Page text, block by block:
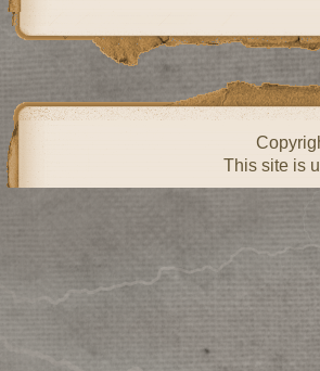
This site is